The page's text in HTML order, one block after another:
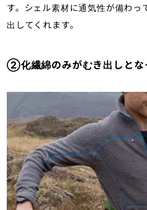
す。シェル素材に通気性が備わ
出してくれます。
②化繊綿のみがむき出しとな